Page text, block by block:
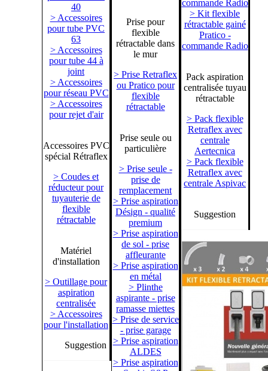
40
> Accessoires
pour tube PVC
63
> Accessoires
pour tube 44 à
joint
> Accessoires
pour réseau PVC
> Accessoires
pour rejet d'air
Accessoires PVC
spécial Rétraflex
> Coudes et
réducteur pour
tuyauterie de
flexible
rétractable
Matériel
d'installation
> Outillage pour
aspiration
centralisée
> Accessoires
pour l'installation
Suggestion
Prise pour
flexible
rétractable dans
le mur
> Prise Retraflex
ou Pratico pour
flexible
rétractable
Prise seule ou
particulière
> Prise seule -
prise de
remplacement
> Prise aspiration
Désign - qualité
premium
> Prise aspiration
de sol - prise
affleurante
> Prise aspiration
en métal
> Plinthe
aspirante - prise
ramasse miettes
> Prise de service
- prise garage
> Prise aspiration
ALDES
> Prise aspiration
commande Radio
> Kit flexible
rétractable gainé
Pratico -
commande Radio
Pack aspiration
centralisée tuyau
rétractable
> Pack flexible
Retraflex avec
centrale
Aertecnica
> Pack flexible
Retraflex avec
centrale Aspivac
Suggestion